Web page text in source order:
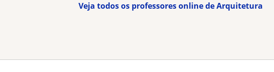
Veja todos os professores online de Arquitetura